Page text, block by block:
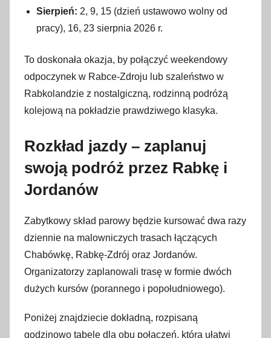
Sierpień: 2, 9, 15 (dzień ustawowo wolny od
pracy), 16, 23 sierpnia 2026 r.
To doskonała okazja, by połączyć weekendowy
odpoczynek w Rabce-Zdroju lub szaleństwo w
Rabkolandzie z nostalgiczną, rodzinną podróżą
kolejową na pokładzie prawdziwego klasyka.
Rozkład jazdy – zaplanuj
swoją podróż przez Rabkę i
Jordanów
Zabytkowy skład parowy będzie kursować dwa razy
dziennie na malowniczych trasach łączących
Chabówkę, Rabkę-Zdrój oraz Jordanów.
Organizatorzy zaplanowali trasę w formie dwóch
dużych kursów (porannego i popołudniowego).
Poniżej znajdziecie dokładną, rozpisaną
godzinowo tabelę dla obu połączeń, która ułatwi